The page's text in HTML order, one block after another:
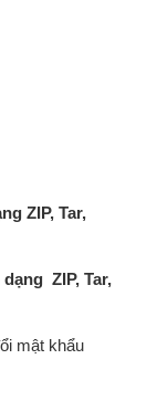
ZIP, Tar,
ZIP, Tar,
mật khẩu